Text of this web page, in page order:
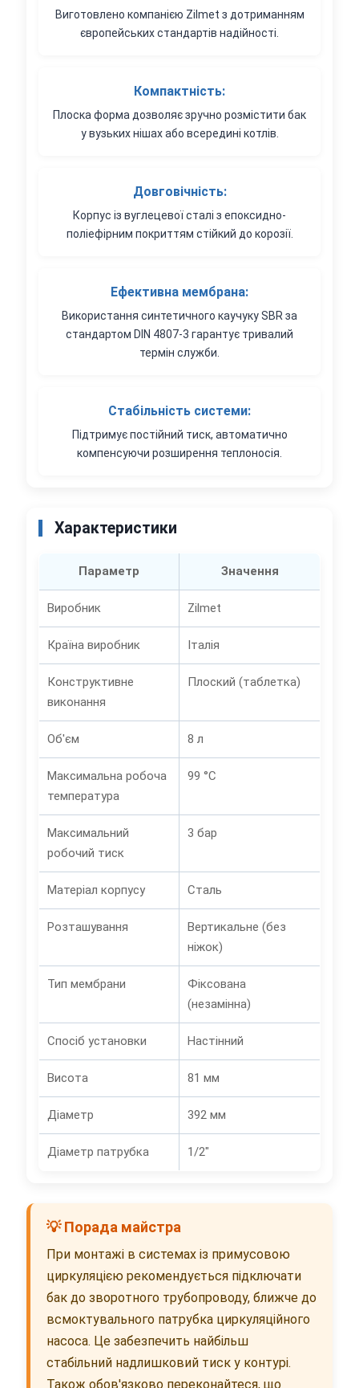
Виготовлено компанією Zilmet з дотриманням
європейських стандартів надійності.
Компактність:
Плоска форма дозволяє зручно розмістити бак
у вузьких нішах або всередині котлів.
Довговічність:
Корпус із вуглецевої сталі з епоксидно-
поліефірним покриттям стійкий до корозії.
Ефективна мембрана:
Використання синтетичного каучуку SBR за
стандартом DIN 4807-3 гарантує тривалий
термін служби.
Стабільність системи:
Підтримує постійний тиск, автоматично
компенсуючи розширення теплоносія.
Характеристики
Параметр Значення
Виробник Zilmet
Країна виробник Італія
Конструктивне
виконання
Плоский (таблетка)
Об'єм 8 л
Максимальна робоча
температура
99 °C
Максимальний
робочий тиск
3 бар
Матеріал корпусу Сталь
Розташування
Вертикальне (без
ніжок)
Тип мембрани
Фіксована
(незамінна)
Спосіб установки Настінний
Висота 81 мм
Діаметр 392 мм
Діаметр патрубка 1/2"
💡 Порада майстра
При монтажі в системах із примусовою
циркуляцією рекомендується підключати
бак до зворотного трубопроводу, ближче до
всмоктувального патрубка циркуляційного
насоса. Це забезпечить найбільш
стабільний надлишковий тиск у контурі.
Також обов'язково переконайтеся, що